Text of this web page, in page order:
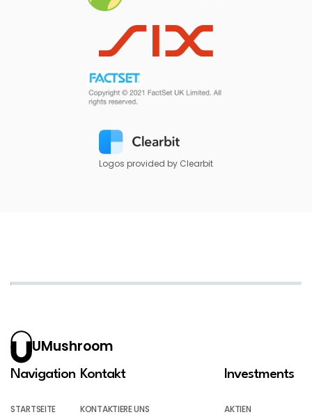
Logos provided by Clearbit
UMushroom
Navigation
STARTSEITE
Kontakt
KONTAKTIERE UNS
Investments
AKTIEN